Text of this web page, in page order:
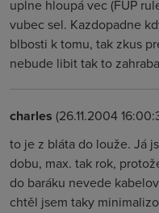
uplne hloupá vec (FUP
vubec sel. Kazdopadne
blbosti k tomu, tak zkus
nebude libit tak to
charles (26.11.2004
to je z bláta do louže. Já
dobu, max. tak rok,
do baráku nevede
chtěl jsem taky